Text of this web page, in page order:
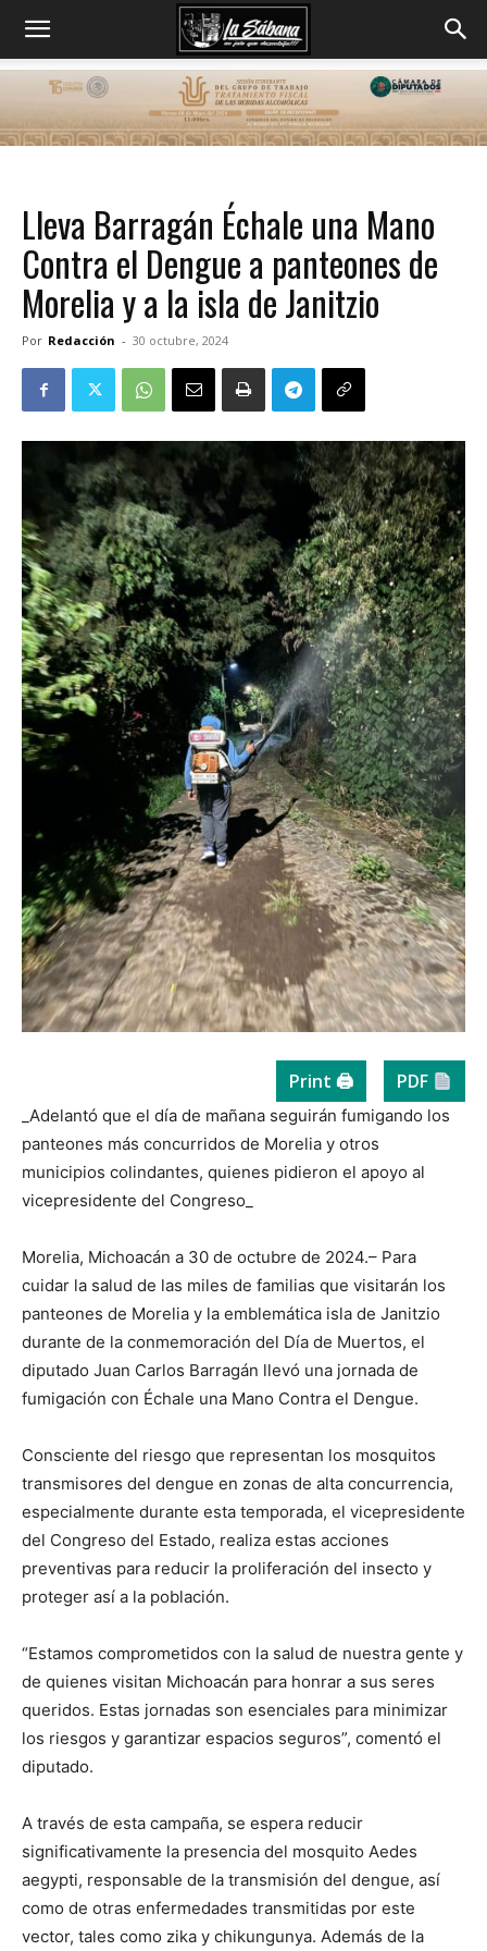
Lleva Barragán Échale una Mano
Contra el Dengue a panteones de
Morelia y a la isla de Janitzio
Por Redacción - 30 octubre, 2024
Print 🖨 PDF
_Adelantó que el día de mañana seguirán fumigando los
panteones más concurridos de Morelia y otros
municipios colindantes, quienes pidieron el apoyo al
vicepresidente del Congreso_
Morelia, Michoacán a 30 de octubre de 2024.– Para
cuidar la salud de las miles de familias que visitarán los
panteones de Morelia y la emblemática isla de Janitzio
durante de la conmemoración del Día de Muertos, el
diputado Juan Carlos Barragán llevó una jornada de
fumigación con Échale una Mano Contra el Dengue.
Consciente del riesgo que representan los mosquitos
transmisores del dengue en zonas de alta concurrencia,
especialmente durante esta temporada, el vicepresidente
del Congreso del Estado, realiza estas acciones
preventivas para reducir la proliferación del insecto y
proteger así a la población.
“Estamos comprometidos con la salud de nuestra gente y
de quienes visitan Michoacán para honrar a sus seres
queridos. Estas jornadas son esenciales para minimizar
los riesgos y garantizar espacios seguros”, comentó el
diputado.
A través de esta campaña, se espera reducir
significativamente la presencia del mosquito Aedes
aegypti, responsable de la transmisión del dengue, así
como de otras enfermedades transmitidas por este
vector, tales como zika y chikungunya. Además de la